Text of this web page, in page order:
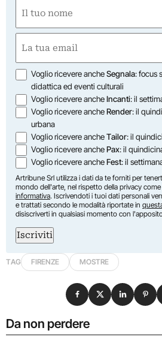
(Required)
First
(Required)
Opzioni
Voglio ricevere ancheSegnala: focus
didattica ed eventi culturali
Voglio ricevere ancheIncanti: il
Voglio ricevere ancheRender: il
urbana
Voglio ricevere ancheTailor: il
Voglio ricevere anchePax: il
Voglio ricevere ancheFest: il
Artribune Srl utilizza i dati da te forniti per
mondo dell'arte, nel rispetto della privacy
informativa. Iscrivendoti i tuoi dati personali
e trattati secondo le modalità riportate in
disiscriverti in qualsiasi momento con
Iscriviti
TAG FIRENZE MOSTRE
Da non perdere
Condividi su
Condividi su X
Condividi